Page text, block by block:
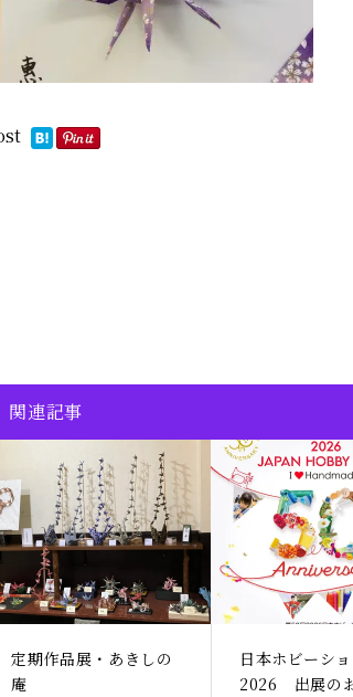
関連記事
定期作品展・あきしの
庵
日本ホビーシ
2026 出展の